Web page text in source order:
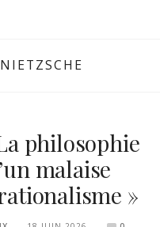
philosophie
malaise
»